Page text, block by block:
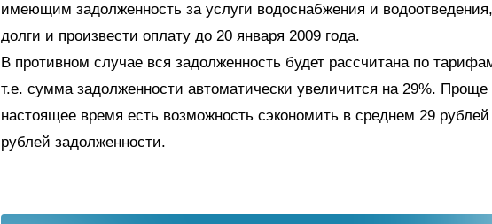
имеющим задолженность за услуги водоснабжения и
долги и произвести оплату до 20 января 2009 года.
В противном случае вся задолженность будет рассчитана по
т.е. сумма задолженности автоматически увеличится на 29%. Проще
настоящее время есть возможность сэкономить в среднем 29
рублей задолженности.